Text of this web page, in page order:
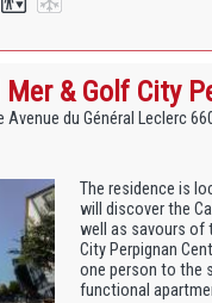
& Golf City
Avenue du Général Leclerc
The residence is
will discover the
well as savours of
City Perpignan
one person to the
functional